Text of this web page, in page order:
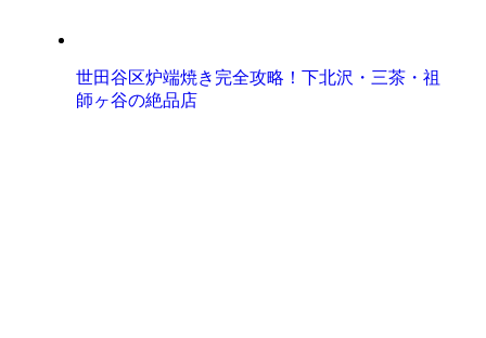
世田谷区炉端焼き完全攻略！下北沢・三茶・祖
師ヶ谷の絶品店